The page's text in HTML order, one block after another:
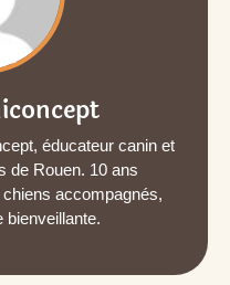
éducateur canin et
de Rouen. 10 ans
accompagnés,
bienveillante.